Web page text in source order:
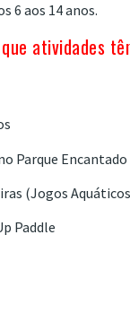
6 aos 14 anos.
atividades
Parque Encantado
(Jogos
Paddle